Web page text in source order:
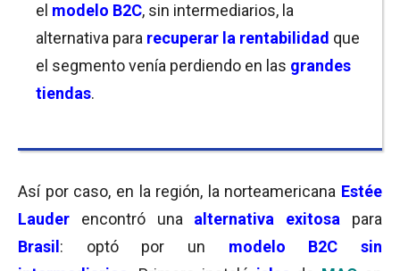
el modelo B2C, sin intermediarios, la
alternativa para recuperar la rentabilidad que
el segmento venía perdiendo en las grandes
tiendas.
Así por caso, en la región, la norteamericana Estée
Lauder encontró una alternativa exitosa
para
Brasil : optó por un modelo B2C sin